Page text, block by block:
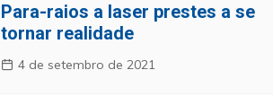
Para-raios a laser prestes a se
tornar realidade
4 de setembro de 2021